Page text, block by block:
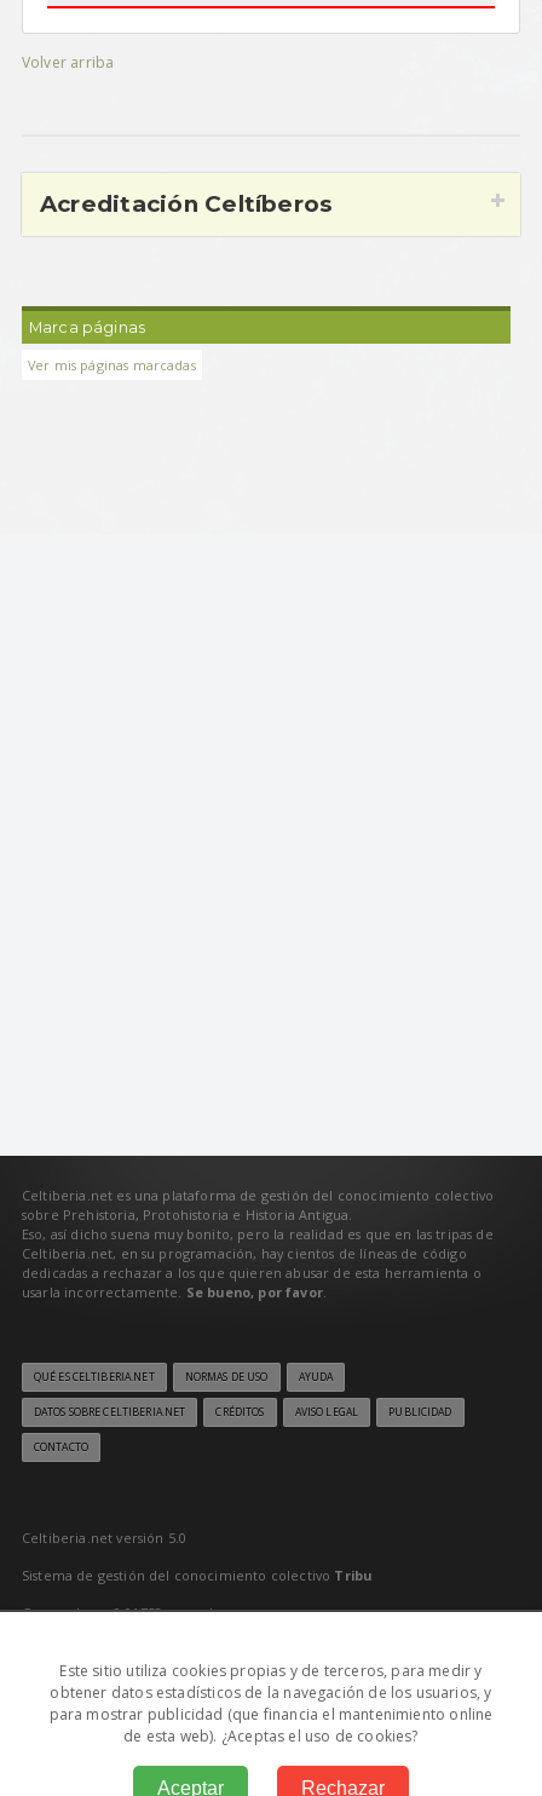
Volver arriba
Acreditación Celtíberos
Marca páginas
Ver mis páginas marcadas
Celtiberia.net es una plataforma de gestión del conocimiento colectivo
sobre Prehistoria, Protohistoria e Historia Antigua.
Eso, así dicho suena muy bonito, pero la realidad es que en las tripas de
Celtiberia.net, en su programación, hay cientos de líneas de código
dedicadas a rechazar a los que quieren abusar de esta herramienta o
usarla incorrectamente. Se bueno, por favor.
QUÉ ES CELTIBERIA.NET NORMAS DE USO AYUDA
DATOS SOBRE CELTIBERIA.NET CRÉDITOS AVISO LEGAL PUBLICIDAD
CONTACTO
Celtiberia.net versión 5.0
Sistema de gestión del conocimiento colectivo Tribu
Generado en 0,01758 segundos
MD: 06/08/2026 6:43:00
Este sitio utiliza cookies propias y de terceros, para medir y
obtener datos estadísticos de la navegación de los usuarios, y
para mostrar publicidad (que financia el mantenimiento online
de esta web). ¿Aceptas el uso de cookies?
Aceptar Rechazar